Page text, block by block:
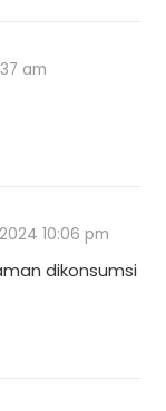
am
10:06 pm
dikonsumsi